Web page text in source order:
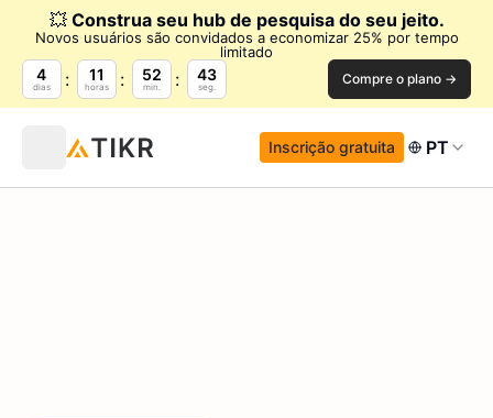
💥 Construa seu hub de pesquisa do seu jeito.
Novos usuários são convidados a economizar 25% por tempo
limitado
4
dias
11
horas
52
min.
42
seg. Compre o plano →
Inscrição gratuita PT